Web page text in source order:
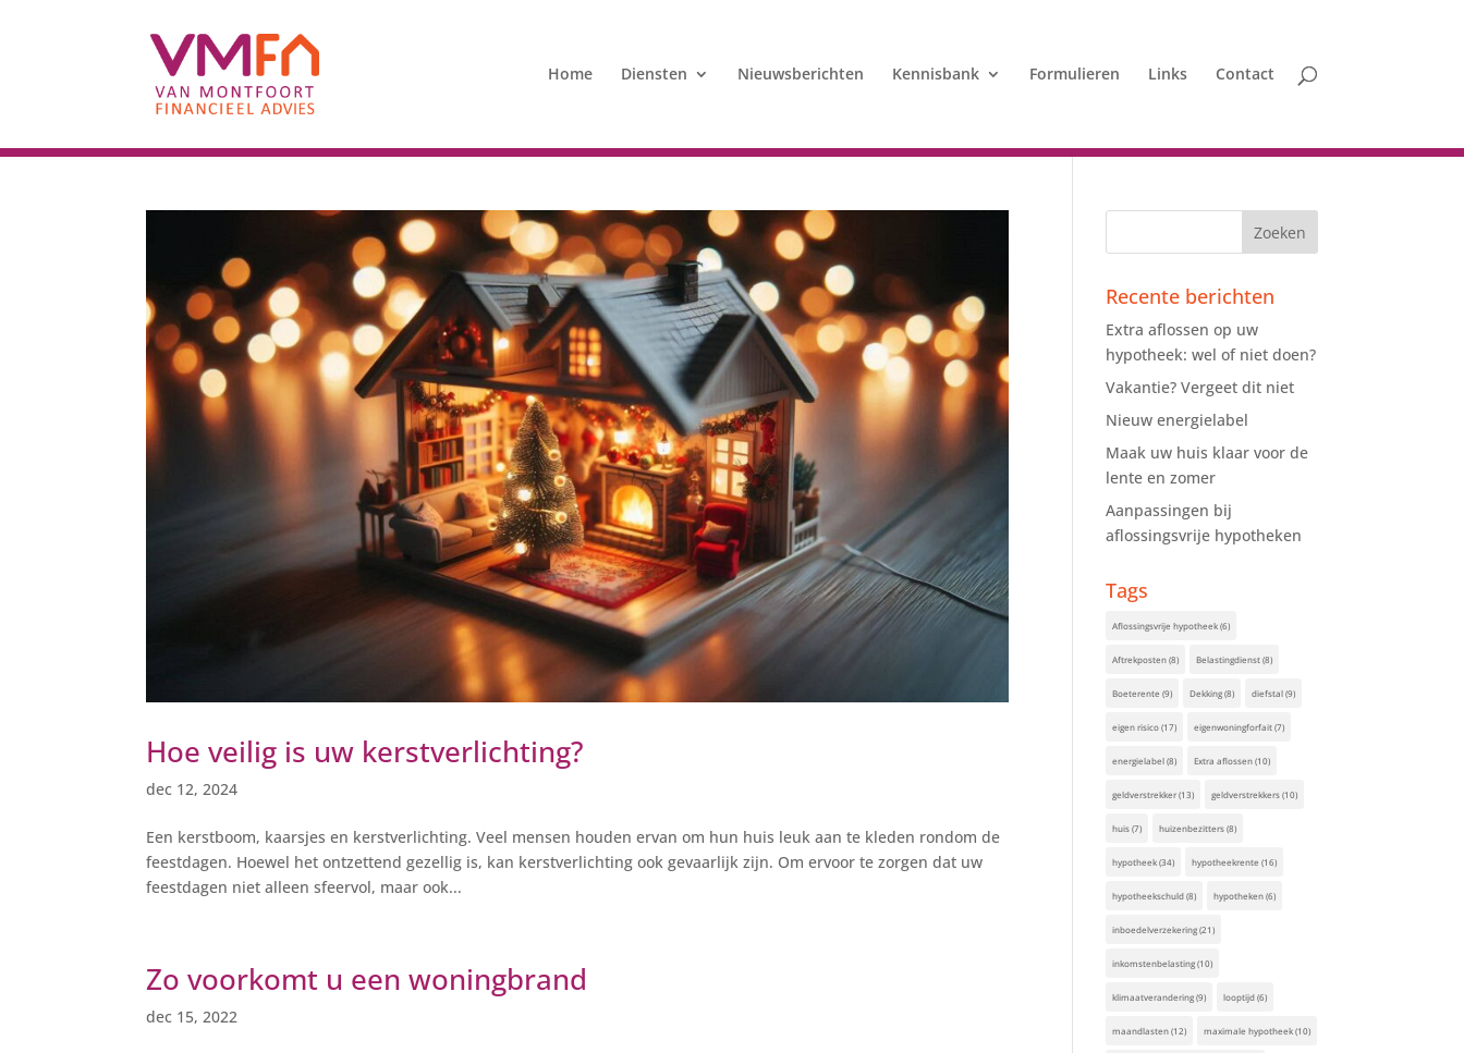
Home Diensten Nieuwsberichten Kennisbank Formulieren Links Contact
Hoe veilig is uw kerstverlichting?
dec 12, 2024
Een kerstboom, kaarsjes en kerstverlichting. Veel mensen houden ervan om hun huis leuk aan te kleden rondom de
feestdagen. Hoewel het ontzettend gezellig is, kan kerstverlichting ook gevaarlijk zijn. Om ervoor te zorgen dat uw
feestdagen niet alleen sfeervol, maar ook...
Zo voorkomt u een woningbrand
dec 15, 2022
Recente berichten
Extra aflossen op uw
hypotheek: wel of niet doen?
Vakantie? Vergeet dit niet
Nieuw energielabel
Maak uw huis klaar voor de
lente en zomer
Aanpassingen bij
aflossingsvrije hypotheken
Tags
Aflossingsvrije hypotheek(6)
Aftrekposten(8) Belastingdienst(8)
Boeterente (9) Dekking(8) diefstal(9)
eigen risico(17) eigenwoningforfait(7)
energielabel(8) Extra aflossen(10)
geldverstrekker(13) geldverstrekkers(10)
huis(7) huizenbezitters(8)
hypotheek(34) hypotheekrente (16)
hypotheekschuld(8) hypotheken(6)
inboedelverzekering(21)
inkomstenbelasting(10)
klimaatverandering(9) looptijd(6)
maandlasten(12) maximale hypotheek(10)